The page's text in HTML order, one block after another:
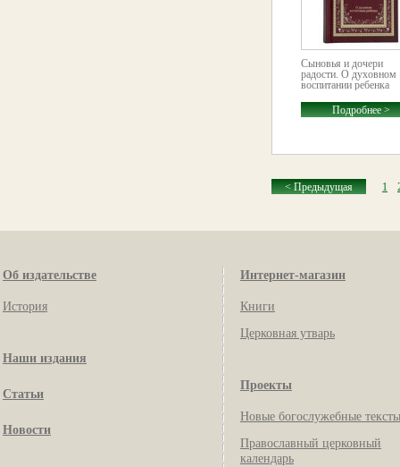
Сыновья и дочери
радости. О духовном
воспитании ребенка
Подробнее >
< Предыдущая 1
Об издательстве
История
Наши издания
Статьи
Новости
Интернет-магазин
Книги
Церковная утварь
Проекты
Новые богослужебные тексты
Православный церковный
календарь